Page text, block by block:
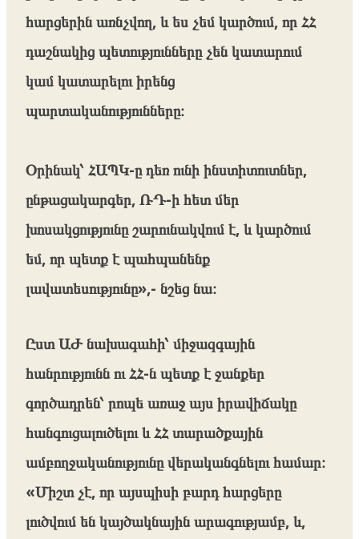
հարցերին առնչվող, և ես չեմ կարծում, որ ՀՀ
դաշնակից պետությունները չեն կատարում
կամ կատարելու իրենց
պարտականությունները։
Օրինակ՝ ՀԱՊԿ-ը դեռ ունի ինստիտուտներ,
ընթացակարգեր, ՌԴ-ի հետ մեր
խոսակցությունը շարունակվում է, և կարծում
եմ, որ պետք է պահպանենք
լավատեսությունը»,- նշեց նա։
Ըստ ԱԺ նախագահի՝ միջազգային
հանրությունն ու ՀՀ-ն պետք է ջանքեր
գործադրեն՝ րոպե առաջ այս իրավիճակը
հանգուցալուծելու և ՀՀ տարածքային
ամբողջականությունը վերականգնելու համար։
«Միշտ չէ, որ այսպիսի բարդ հարցերը
լուծվում են կայծակնային արագությամբ, և,